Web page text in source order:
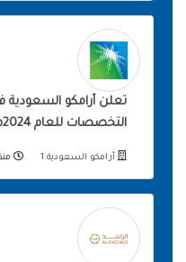
تعلن أرامكو السعودية
التخصصات للعام 2024م
أرامكو السعودية 1